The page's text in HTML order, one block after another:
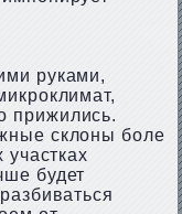
руками,
прижились.
склоны боле
будет